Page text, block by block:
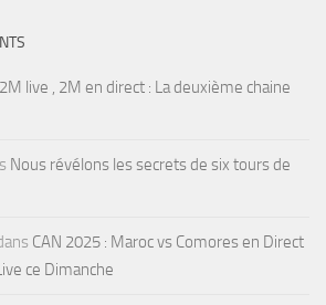
2M live , 2M en direct : La deuxième chaine
Nous révélons les secrets de six tours de
CAN 2025 : Maroc vs Comores en Direct
ce Dimanche